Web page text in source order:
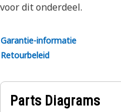
voor dit onderdeel.
Garantie-informatie
Retourbeleid
Parts Diagrams